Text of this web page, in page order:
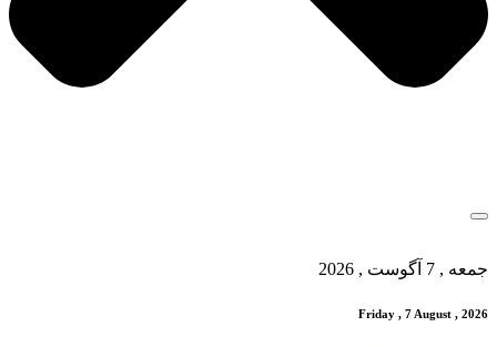
جمعه , 7 آگوست , 2026
Friday , 7 August , 2026